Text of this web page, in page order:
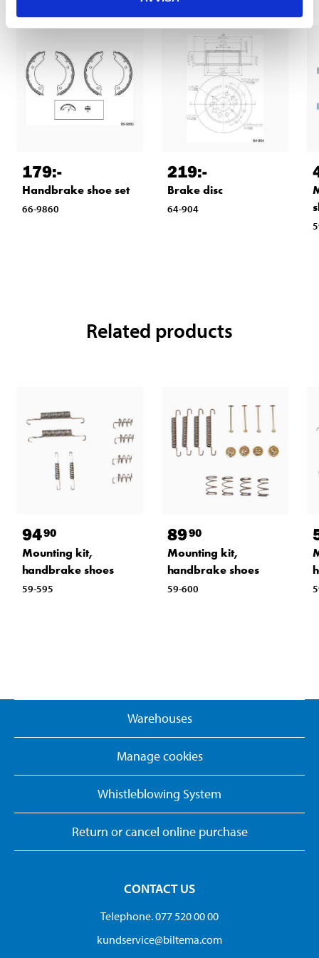
179:-
Handbrake shoe set
66-9860
219:-
Brake disc
64-904
Related products
9490
Mounting kit,
handbrake shoes
59-595
8990
Mounting kit,
handbrake shoes
59-600
Warehouses
Manage cookies
Whistleblowing System
Return or cancel online purchase
CONTACT US
Telephone. 077 520 00 00
kundservice@biltema.com